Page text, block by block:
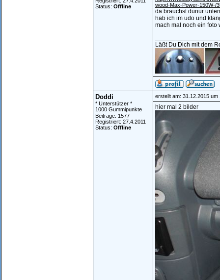
Status: Offline
wood-Max-Power-150W-/
da brauchst dunur
hab ich im udo und
mach mal noch ein foto
Läßt Du Dich mit dem
Doddi
* Unterstützer *
1000 Gummipunkte
Beiträge: 1577
Registriert: 27.4.2011
Status: Offline
erstellt am: 31.12.2015 um
hier mal 2 bilder